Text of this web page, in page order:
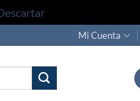
Mi Cuenta